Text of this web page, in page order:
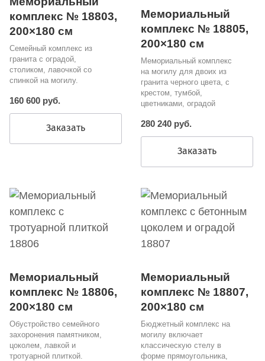
комплекс № 18803,
200×180 см
Семейный комплекс из
гранита с оградой,
столиком, лавочкой со
спинкой на могилу.
160 600 руб.
Заказать
Мемориальный
комплекс № 18805,
200×180 см
Мемориальный комплекс
на могилу для двоих из
гранита черного цвета, с
крестом, тумбой,
цветниками, оградой
280 240 руб.
Заказать
Мемориальный
комплекс № 18806,
200×180 см
Обустройство семейного
захоронения памятником,
цоколем, лавкой и
тротуарной плиткой.
Мемориальный
комплекс № 18807,
200×180 см
Бюджетный комплекс на
могилу включает
классическую стелу в
форме прямоугольника,